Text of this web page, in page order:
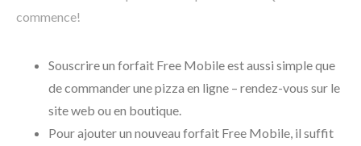
commence!
Souscrire un forfait Free Mobile est aussi simple que
de commander une pizza en ligne – rendez-vous sur le
site web ou en boutique.
Pour ajouter un nouveau forfait Free Mobile, il suffit